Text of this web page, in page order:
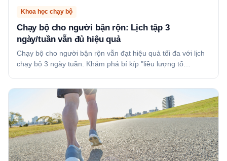
Khoa học chạy bộ
Chạy bộ cho người bận rộn: Lịch tập 3
ngày/tuần vẫn đủ hiệu quả
Chạy bộ cho người bận rộn vẫn đạt hiệu quả tối đa với lịch
chạy bộ 3 ngày tuần. Khám phá bí kíp "liều lượng tố…